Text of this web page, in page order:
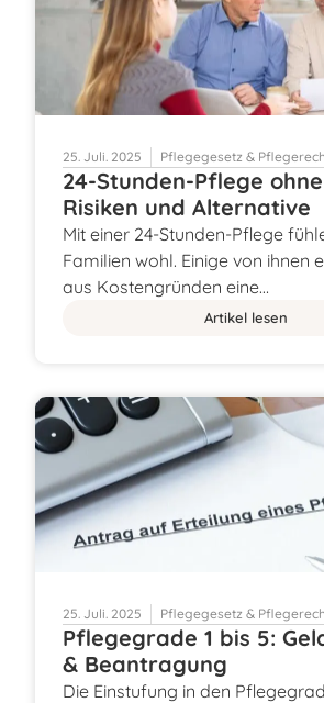
25. Juli. 2025 Pflegegesetz &
24-Stunden-Pflege
Risiken und Alternative
Mit einer 24-Stunden-Pflege
Familien wohl. Einige von ihnen
aus Kostengründen eine…
Artikel lesen
25. Juli. 2025 Pflegegesetz &
Pflegegrade 1 bis 5:
& Beantragung
Die Einstufung in den